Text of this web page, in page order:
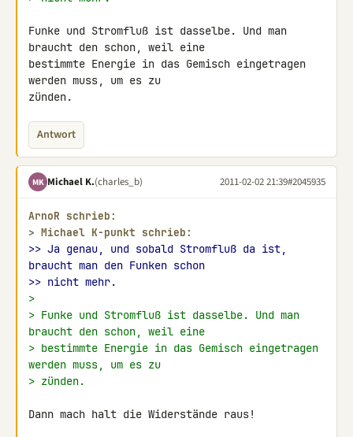
Funke und Stromfluß ist dasselbe. Und man
braucht den schon, weil eine
bestimmte Energie in das Gemisch eingetragen
werden muss, um es zu
zünden.
Antwort
MK Michael K.(charles_b) 2011-02-02 21:39#2045935
ArnoR schrieb:
> Michael K-punkt schrieb:
>> Ja genau, und sobald Stromfluß da ist,
braucht man den Funken schon
>> nicht mehr.
>
> Funke und Stromfluß ist dasselbe. Und man
braucht den schon, weil eine
> bestimmte Energie in das Gemisch eingetragen
werden muss, um es zu
> zünden.
Dann mach halt die Widerstände raus!